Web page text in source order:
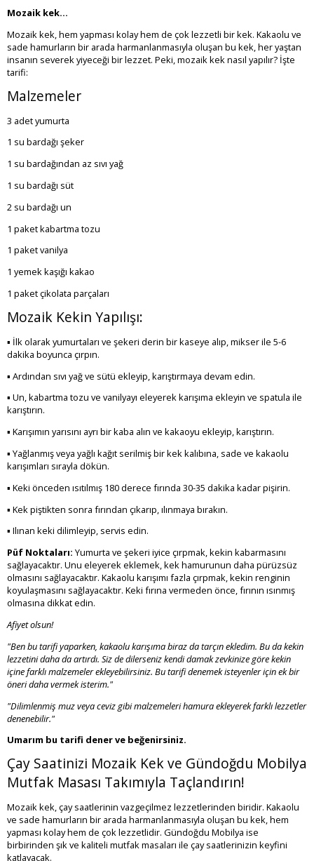
Mozaik kek...
Mozaik kek, hem yapması kolay hem de çok lezzetli bir kek. Kakaolu ve
sade hamurların bir arada harmanlanmasıyla oluşan bu kek, her yaştan
insanın severek yiyeceği bir lezzet. Peki, mozaik kek nasıl yapılır? İşte
tarifi:
Malzemeler
3 adet yumurta
1 su bardağı şeker
1 su bardağından az sıvı yağ
1 su bardağı süt
2 su bardağı un
1 paket kabartma tozu
1 paket vanilya
1 yemek kaşığı kakao
1 paket çikolata parçaları
Mozaik Kekin Yapılışı:
▪ İlk olarak yumurtaları ve şekeri derin bir kaseye alıp, mikser ile 5-6
dakika boyunca çırpın.
▪ Ardından sıvı yağ ve sütü ekleyip, karıştırmaya devam edin.
▪ Un, kabartma tozu ve vanilyayı eleyerek karışıma ekleyin ve spatula ile
karıştırın.
▪ Karışımın yarısını ayrı bir kaba alın ve kakaoyu ekleyip, karıştırın.
▪ Yağlanmış veya yağlı kağıt serilmiş bir kek kalıbına, sade ve kakaolu
karışımları sırayla dökün.
▪ Keki önceden ısıtılmış 180 derece fırında 30-35 dakika kadar pişirin.
▪ Kek piştikten sonra fırından çıkarıp, ılınmaya bırakın.
▪ Ilınan keki dilimleyip, servis edin.
Püf Noktaları: Yumurta ve şekeri iyice çırpmak, kekin kabarmasını
sağlayacaktır. Unu eleyerek eklemek, kek hamurunun daha pürüzsüz
olmasını sağlayacaktır. Kakaolu karışımı fazla çırpmak, kekin renginin
koyulaşmasını sağlayacaktır. Keki fırına vermeden önce, fırının ısınmış
olmasına dikkat edin.
Afiyet olsun!
"Ben bu tarifi yaparken, kakaolu karışıma biraz da tarçın ekledim. Bu da kekin
lezzetini daha da artırdı. Siz de dilerseniz kendi damak zevkinize göre kekin
içine farklı malzemeler ekleyebilirsiniz. Bu tarifi denemek isteyenler için ek bir
öneri daha vermek isterim."
"Dilimlenmiş muz veya ceviz gibi malzemeleri hamura ekleyerek farklı lezzetler
denenebilir."
Umarım bu tarifi dener ve beğenirsiniz.
Çay Saatinizi Mozaik Kek ve Gündoğdu Mobilya
Mutfak Masası Takımıyla Taçlandırın!
Mozaik kek, çay saatlerinin vazgeçilmez lezzetlerinden biridir. Kakaolu
ve sade hamurların bir arada harmanlanmasıyla oluşan bu kek, hem
yapması kolay hem de çok lezzetlidir. Gündoğdu Mobilya ise
birbirinden şık ve kaliteli mutfak masaları ile çay saatlerinizin keyfini
katlayacak.